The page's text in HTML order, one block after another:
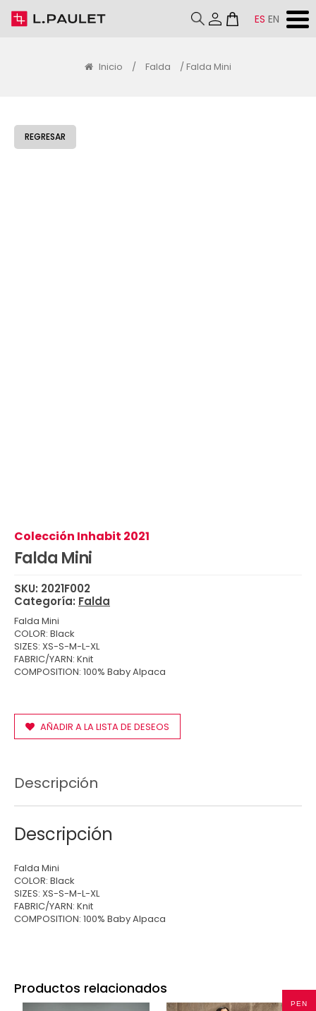
ES EN
Inicio / Falda / Falda Mini
REGRESAR
Colección Inhabit 2021
Falda Mini
SKU: 2021F002
Categoría: Falda
Falda Mini
COLOR: Black
SIZES: XS-S-M-L-XL
FABRIC/YARN: Knit
COMPOSITION: 100% Baby Alpaca
AÑADIR A LA LISTA DE DESEOS
Descripción
Descripción
Falda Mini
COLOR: Black
SIZES: XS-S-M-L-XL
FABRIC/YARN: Knit
COMPOSITION: 100% Baby Alpaca
Productos relacionados
PEN